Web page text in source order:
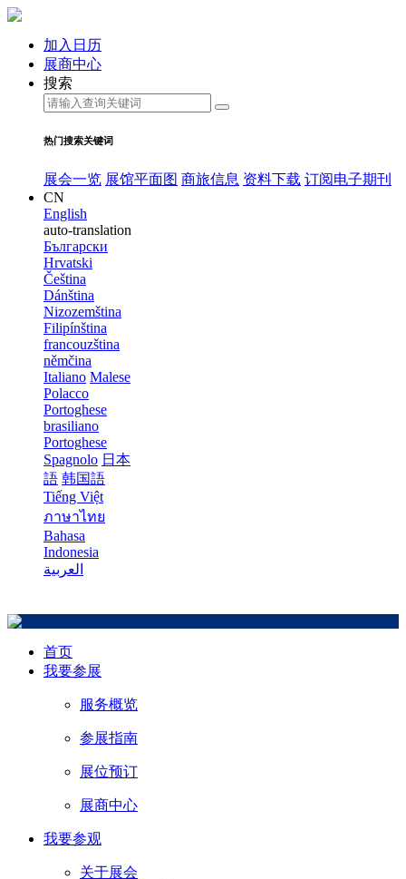
加入日历
展商中心
搜索
热门搜索关键词
展会一览 展馆平面图 商旅信息 资料下载 订阅电子期刊
CN
English
auto-translation
Български
Hrvatski
Čeština
Dánština
Nizozemština
Filipínština
francouzština
němčina
Italiano Malese
Polacco
Portoghese
brasiliano
Portoghese
Spagnolo 日本
語 韩国語
Tiếng Việt
ภาษาไทย
Bahasa
Indonesia
العربية
首页
我要参展
服务概览
参展指南
展位预订
展商中心
我要参观
关于展会